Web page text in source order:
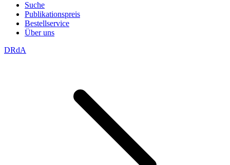
Suche
Publikationspreis
Bestellservice
Über uns
DRdA